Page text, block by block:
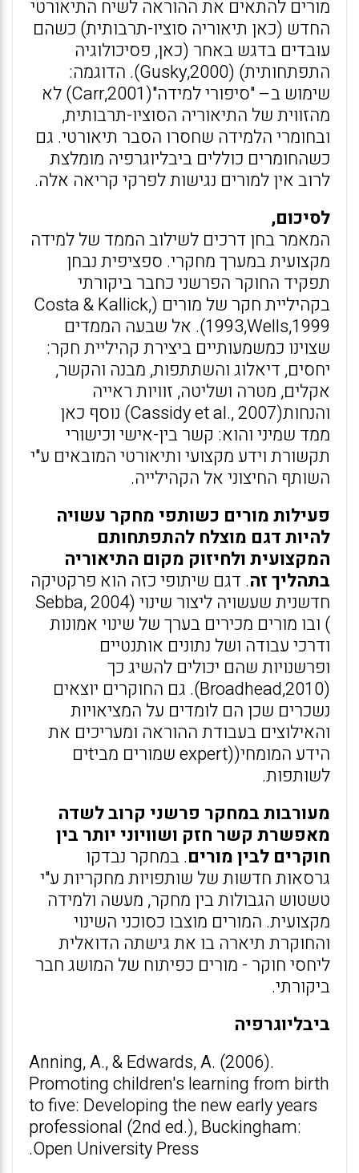
מורים להתאים את ההוראה לשיח התיאורטי
החדש (כאן תיאוריה סוציו-תרבותית) כשהם
עובדים בדגש באחר (כאן, פסיכולוגיה
התפתחותית) (Gusky,2000). הדוגמה:
שימוש ב– "סיפורי למידה"(Carr,2001) לא
מהזווית של התיאוריה הסוציו-תרבותית,
ובחומרי הלמידה שחסרו הסבר תיאורטי. גם
כשהחומרים כוללים ביבליוגרפיה מומלצת
לרוב אין למורים נגישות לפרקי קריאה אלה.
לסיכום,
המאמר בחן דרכים לשילוב הממד של למידה
מקצועית במערך מחקרי. ספציפית נבחן
תפקיד החוקר הפרשני כחבר ביקורתי
בקהיליית חקר של מורים (Costa & Kallick,
1993,Wells,1999). אל שבעה הממדים
שצוינו כמשמעותיים ביצירת קהיליית חקר:
יחסים, דיאלוג והשתתפות, מבנה והקשר,
אקלים, מטרה ושליטה, זוויות ראייה
והנחות(Cassidy et al., 2007) נוסף כאן
ממד שמיני והוא: קשר בין-אישי וכישורי
תקשורת וידע מקצועי ותיאורטי המובאים ע"י
השותף החיצוני אל הקהילייה.
פעילות מורים כשותפי מחקר עשויה
להיות דגם מוצלח להתפתחותם
המקצועית ולחיזוק מקום התיאוריה
בתהליך זה. דגם שיתופי כזה הוא פרקטיקה
חדשנית שעשויה ליצור שינוי (Sebba, 2004
) ובו מורים מכירים בערך של שינוי אמונות
ודרכי עבודה ושל נתונים אותנטיים
ופרשנויות שהם יכולים להשיג כך
(Broadhead,2010). גם החוקרים יוצאים
נשכרים שכן הם לומדים על המציאויות
והאילוצים בעבודת ההוראה ומעריכים את
הידע המומחי((expert שמורים מביtים
לשותפות.
מעורבות במחקר פרשני קרוב לשדה
מאפשרת קשר חזק ושוויוני יותר בין
חוקרים לבין מורים. במחקר נבדקו
גרסאות חדשות של שותפויות מחקריות ע"י
טשטוש הגבולות בין מחקר, מעשה ולמידה
מקצועית. המורים מוצבו כסוכני השינוי
והחוקרת תיארה בו את גישתה הדואלית
ליחסי חוקר - מורים כפיתוח של המושג חבר
ביקורתי.
ביבליוגרפיה
Anning, A., & Edwards, A. (2006).
Promoting children's learning from birth
to five: Developing the new early years
professional (2nd ed.), Buckingham:
Open University Press.